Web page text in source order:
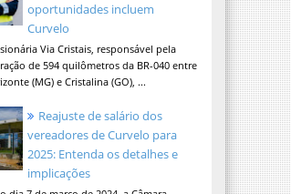
oportunidades incluem
Curvelo
Via Cristais, responsável pela
de 594 quilômetros da BR-040 entre
(MG) e Cristalina (GO), ...
Reajuste de salário dos
vereadores de Curvelo para
2025: Entenda os detalhes e
implicações